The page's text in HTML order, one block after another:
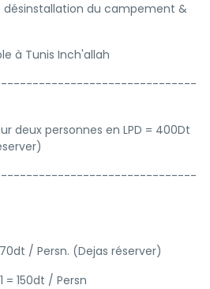
désinstallation du campement &
à Tunis Inch'allah
deux personnes en LPD = 400Dt
/ Persn. (Dejas réserver)
= 150dt / Persn